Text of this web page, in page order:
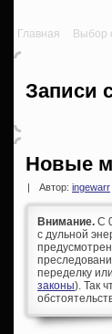
Главная Выбор
Записи
Новые
Автор: ingewarr
Внимание. С
с дульной
переделку
законы). Так